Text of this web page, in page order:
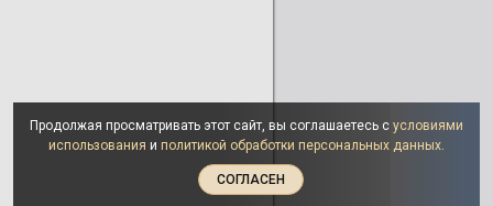
Продолжая просматривать этот сайт, вы соглашаетесь с условиями
использования и политикой обработки персональных данных.
СОГЛАСЕН